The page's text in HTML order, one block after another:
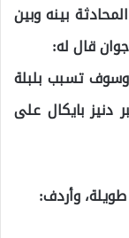
بينه وبين
تسبب بلبلة
بايكال على
وأردف: